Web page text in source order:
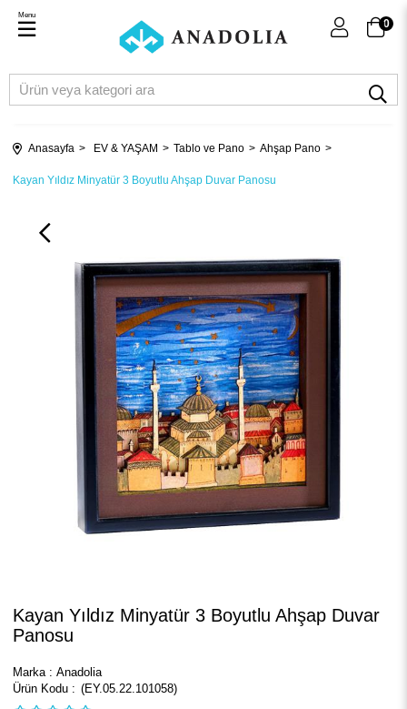
0
Menu
Anasayfa EV & YAŞAM Tablo ve Pano Ahşap Pano
Kayan Yıldız Minyatür 3 Boyutlu Ahşap Duvar Panosu
Kayan Yıldız Minyatür 3 Boyutlu Ahşap Duvar
Panosu
Marka : Anadolia
(EY.05.22.101058)